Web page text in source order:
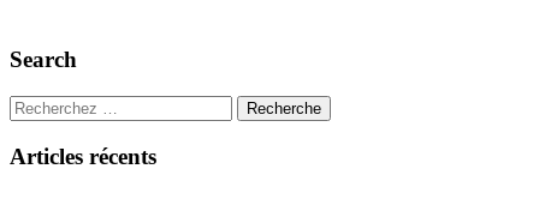
Search
Recherche
Articles récents